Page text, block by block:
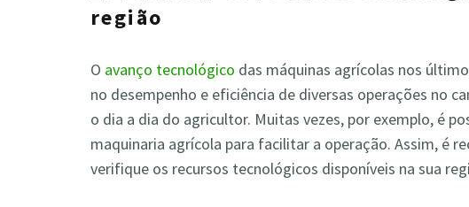
região
O avanço tecnológico das máquinas agrícolas nos
no desempenho e eficiência de diversas operações no
o dia a dia do agricultor. Muitas vezes, por exemplo, é
maquinaria agrícola para facilitar a operação. Assim, é
verifique os recursos tecnológicos disponíveis na sua